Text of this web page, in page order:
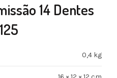
14 Dentes
0,4 kg